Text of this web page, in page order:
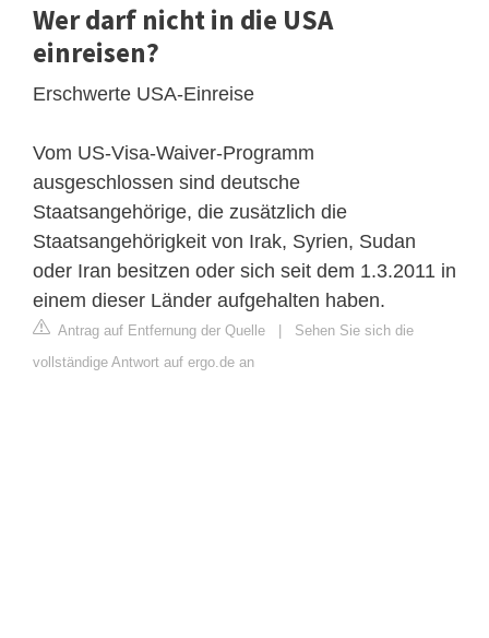
Wer darf nicht in die USA
einreisen?
Erschwerte USA-Einreise
Vom US-Visa-Waiver-Programm
ausgeschlossen sind deutsche
Staatsangehörige, die zusätzlich die
Staatsangehörigkeit von Irak, Syrien, Sudan
oder Iran besitzen oder sich seit dem 1.3.2011 in
einem dieser Länder aufgehalten haben.
Antrag auf Entfernung der Quelle | Sehen Sie sich die
vollständige Antwort auf ergo.de an